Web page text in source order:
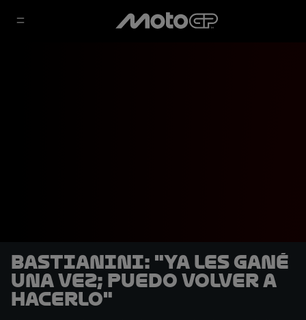
Bastianini: "Ya les gané
una vez; puedo volver a
hacerlo"